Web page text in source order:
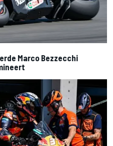
Marco Bezzecchi